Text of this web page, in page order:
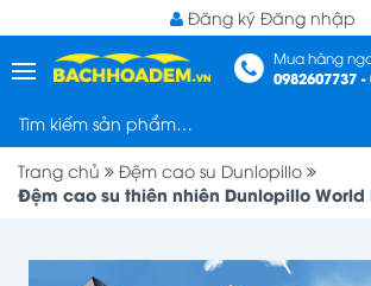
Đăng ký Đăng nhập
Mua hàng
0982607737 -
Trang chủ Đệm cao su Dunlopillo
Đệm cao su thiên nhiên Dunlopillo World